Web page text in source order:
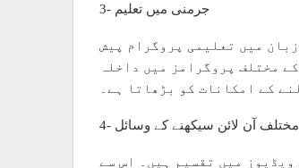
3- جرمنی میں تعلیم
میں تعلیمی پروگرام پیش
مختلف پروگرامز میں داخلہ
کے امکانات کو بڑھاتا ہے۔
4- مختلف آن لائن سیکھنے کے وسائل
میں تقسیم ہیں۔ اس سے